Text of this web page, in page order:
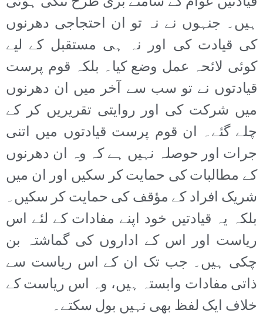
ہیں۔ جنہوں نے نہ تو ان احتجاجی دھرنوں
کی قیادت کی اور نہ ہی مستقبل کے لیے
کوئی لائحہ عمل وضع کیا۔ بلکہ قوم پرست
قیادتوں نے تو سب سے آخر میں ان دھرنوں
میں شرکت کی اور روایتی تقریریں کر کے
چلے گئے۔ ان قوم پرست قیادتوں میں اتنی
جرات اور حوصلہ نہیں ہے کہ وہ ان دھرنوں
کے مطالبات کی حمایت کر سکیں اور ان میں
شریک افراد کے مؤقف کی حمایت کر سکیں۔
بلکہ یہ قیادتیں خود اپنے مفادات کے لئے اس
ریاست اور اس کے اداروں کی گماشتہ بن
چکی ہیں۔ جب تک ان کے اس ریاست سے
ذاتی مفادات وابستہ ہیں، وہ اس ریاست کے
خلاف ایک لفظ بھی نہیں بول سکتے۔